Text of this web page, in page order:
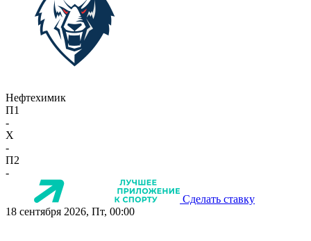
Нефтехимик
П1
-
X
-
П2
-
Сделать ставку
18 сентября 2026, Пт, 00:00